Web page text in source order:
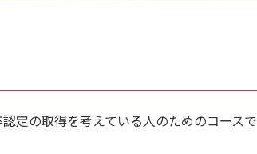
定の取得を考えている人のためのコースで